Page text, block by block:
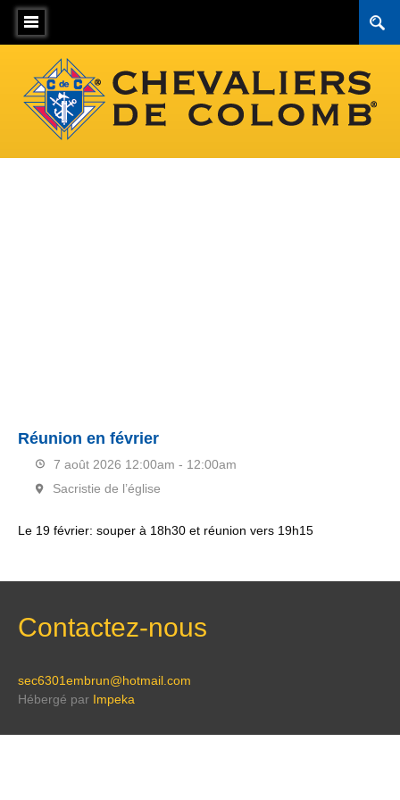
Réunion en février
7 août 2026 12:00am - 12:00am
Sacristie de l’église
Le 19 février: souper à 18h30 et réunion vers 19h15
Contactez-nous
sec6301embrun@hotmail.com
Hébergé par Impeka